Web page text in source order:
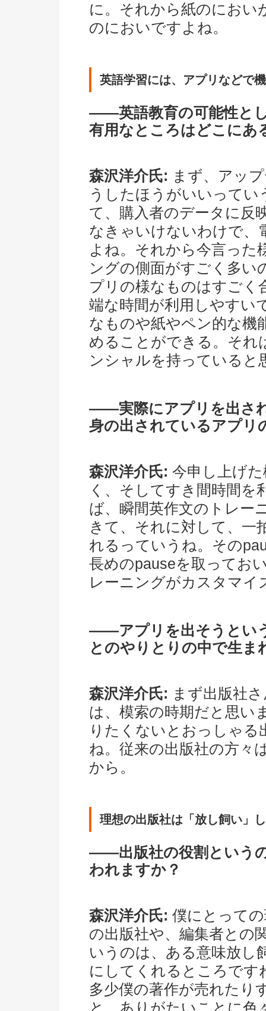
に。それから紙のにおい
のにおいですよね。
英語学習には、アプリなどで
――英語教育の可能性と
有用なところはどこに
森沢洋介氏: まず、アッ
うしたほうがいいって
て、購入者のデータに反
なきゃいけないわけで、
よね。それから今言った
ングの側面がすごく多い
プリの様なものはすごく
端な時間が利用しやすい
なものや紙やペン的な機
めることができる。それ
ンシャルを持っていると
――実際にアプリを出さ
身の出されているアプリ
森沢洋介氏: 今申し上げ
く、そしてすき間時間を
ば、瞬間英作文のトレー
きて、それに対して、一
れるっていうね。その
長めのpauseを取ってお
レーニングがカスタマ
――アプリを出そうとい
とのやりとりの中で生ま
森沢洋介氏: まず出版社
は、模索の時期だと思い
りたくないとおっしゃ
ね。従来の出版社の方々
から。
理想の出版社は「放し飼い」
――出版社の役割という
われますか？
森沢洋介氏: 僕にとって
の出版社や、編集者との
いうのは、ある意味放し
にしてくれるところです
多少僕の著作が売れたり
と、ありがたいことに色